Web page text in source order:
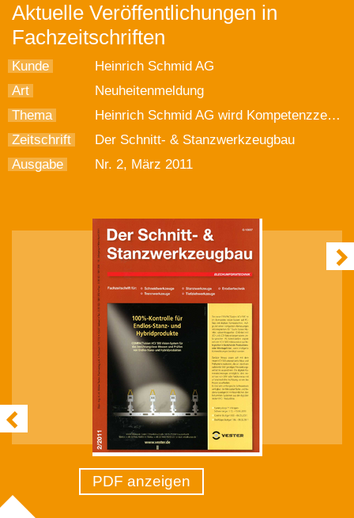
Aktuelle Veröffentlichungen in
Fachzeitschriften
Kunde
Heinrich Schmid AG
Art
Neuheitenmeldung
Thema
Heinrich Schmid AG wird Kompetenzzentrum für den Bau von Feinschneidpressen
Zeitschrift
Der Schnitt- & Stanzwerkzeugbau
Ausgabe
Nr. 2, März 2011
PDF anzeigen